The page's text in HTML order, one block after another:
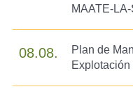
MAATE-
08.08.
Plan de